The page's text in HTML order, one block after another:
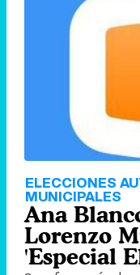
ELECCIONES
MUNICIPALES
Ana
Lorenzo
'Especial